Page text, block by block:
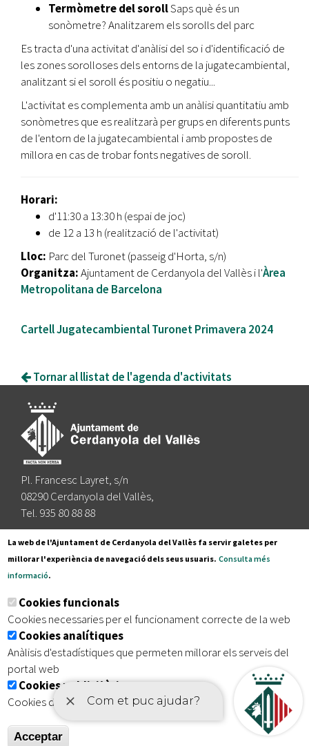
Termòmetre del sorollSaps què és un
sonòmetre? Analitzarem els sorolls del parc
Es tracta d'una activitat d'anàlisi del so i d'identificació de
les zones sorolloses dels entorns de la jugatecambiental,
analitzant si el soroll és positiu o negatiu...
L'activitat es complementa amb un anàlisi quantitatiu amb
sonòmetres que es realitzarà per grups en diferents punts
de l'entorn de la jugatecambiental i amb propostes de
millora en cas de trobar fonts negatives de soroll.
Horari:
d'11:30 a 13:30 h (espai de joc)
de 12 a 13 h (realització de l'activitat)
Lloc: Parc del Turonet (passeig d'Horta, s/n)
Organitza:Ajuntament de Cerdanyola del Vallès i l'Àrea
Metropolitana de Barcelona
Cartell Jugatecambiental Turonet Primavera 2024
Tornar al llistat de l'agenda d'activitats
Pl. Francesc Layret, s/n
08290 Cerdanyola del Vallès,
Tel. 935 80 88 88
Segueix-nos a:
Subscriu-te al nostre butlletí
Inici | Avís legal | Protecció de dades
| Accessibilitat
La web de l'Ajuntament de Cerdanyola del Vallès fa servir galetes per
millorar l'experiència de navegació dels seus usuaris. Consulta més
informació.
Cookies funcionals
Cookies necessaries per el funcionament correcte de la web
Cookies analítiques
Anàlisis d'estadístiques que permeten millorar els serveis del
portal web
Cookies publicitàries
Cookies de tercers amb finalitat publicitària
Acceptar